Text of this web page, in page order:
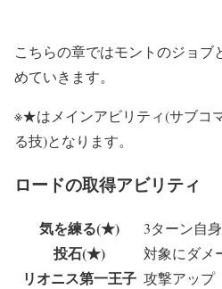
こちらの章ではモントのジョブ
めていきます。
※★はメインアビリティ(サブコ
る技)となります。
ロードの取得アビリティ
気を練る(★) 3ターン自
投石(★) 対象にダメ
リオニス第一王子 攻撃アップ